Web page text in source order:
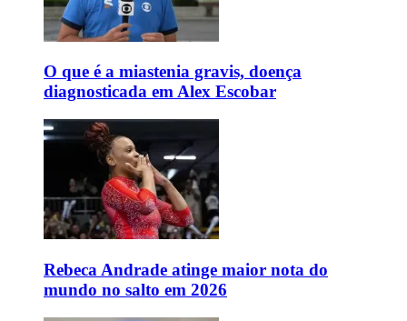
O que é a miastenia gravis, doença
diagnosticada em Alex Escobar
Rebeca Andrade atinge maior nota do
mundo no salto em 2026